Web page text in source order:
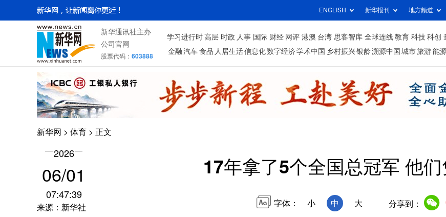
ENGLISH 新华报刊 地方频道
新华通讯社主办
公司官网
股票代码： 603888
学习进行时 高层 时政 人事 国际 财经 网评 港澳 台湾 思客智库 全球连线 教育 科技 科创
金融 汽车 食品 人居生活信息化数字经济学术中国 乡村振兴银龄溯源中国 城市旅游 能源
新华网 > 体育 > 正文
2026
06/01
07:47:39
来源：新华社
17年拿了5个全国总冠军 他们
字体： 小 中 大 分享到：